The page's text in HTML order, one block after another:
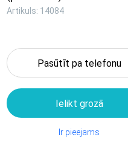
Artikuls: 14084
Pasūtīt pa telefonu
Ielikt grozā
Ir pieejams